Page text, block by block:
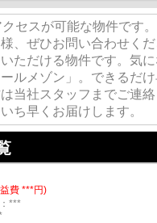
セスが可能な物件です
、ぜひお問い合わせく
ただける物件です。気
ルメゾン」。できるだ
当社スタッフまでご連絡
ち早くお届けします。
費 ***円)
***